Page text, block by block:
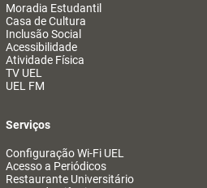
Moradia Estudantil
Casa de Cultura
Inclusão Social
Acessibilidade
Atividade Física
TV UEL
UEL FM
Serviços
Configuração Wi-Fi UEL
Acesso a Periódicos
Restaurante Universitário